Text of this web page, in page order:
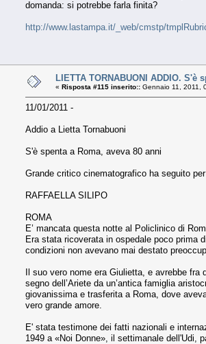
domanda: si potrebbe farla finita?
http://www.lastampa.it/_web/cmstp/
LIETTA TORNABUONI ADDIO. S'è
« Risposta #115 inserito:: Gennaio 11, 2011,
11/01/2011 -
Addio a Lietta Tornabuoni
S'è spenta a Roma, aveva 80 anni
Grande critico cinematografico ha seguito
RAFFAELLA SILIPO
ROMA
E’ mancata questa notte al Policlinico di
Era stata ricoverata in ospedale poco prima
condizioni non avevano mai destato
Il suo vero nome era Giulietta, e avrebbe fra
segno dell’Ariete da un’antica famiglia
giovanissima e trasferita a Roma, dove
vero grande amore.
E' stata testimone dei fatti nazionali e
1949 a «Noi Donne», il settimanale dell'Udi,